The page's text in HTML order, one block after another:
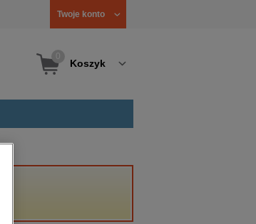
Twoje konto
Koszyk